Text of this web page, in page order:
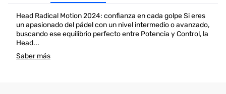
Head Radical Motion 2024: confianza en cada golpe Si eres
un apasionado del pádel con un nivel intermedio o avanzado,
buscando ese equilibrio perfecto entre Potencia y Control, la
Head...
Saber más